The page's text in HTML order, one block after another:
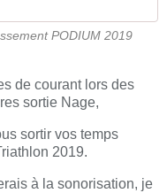
PODIUM 2019
de courant lors des
sortie Nage,
sortir vos temps
2019.
à la sonorisation, je